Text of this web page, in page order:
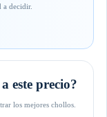
a decidir.
este precio?
los mejores chollos.